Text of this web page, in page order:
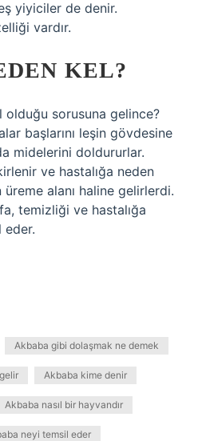
yiyiciler de denir.
vardır.
KEL?
olduğu sorusuna gelince?
başlarını leşin gövdesine
midelerini doldururlar.
ve hastalığa neden
alanı haline gelirlerdi.
temizliği ve hastalığa
eder.
Akbaba gibi dolaşmak ne demek
Akbaba kime denir
Akbaba nasıl bir hayvandır
neyi temsil eder